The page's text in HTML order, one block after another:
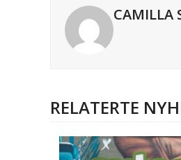
CAMILLA
RELATERTE